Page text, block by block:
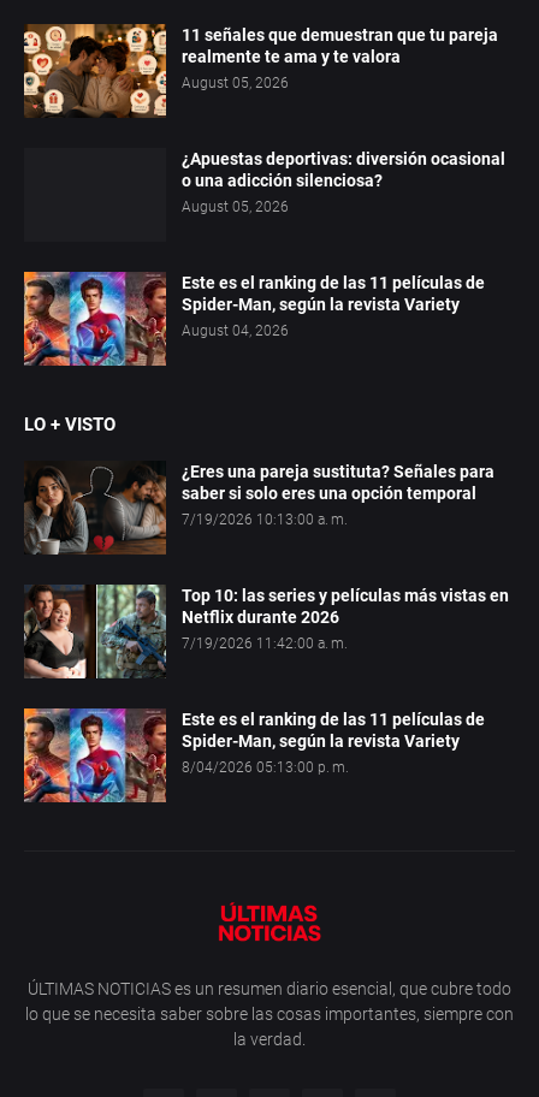
11 señales que demuestran que tu pareja
realmente te ama y te valora
August 05, 2026
¿Apuestas deportivas: diversión ocasional
o una adicción silenciosa?
August 05, 2026
Este es el ranking de las 11 películas de
Spider-Man, según la revista Variety
August 04, 2026
LO + VISTO
¿Eres una pareja sustituta? Señales para
saber si solo eres una opción temporal
7/19/2026 10:13:00 a. m.
Top 10: las series y películas más vistas en
Netflix durante 2026
7/19/2026 11:42:00 a. m.
Este es el ranking de las 11 películas de
Spider-Man, según la revista Variety
8/04/2026 05:13:00 p. m.
ÚLTIMAS NOTICIAS es un resumen diario esencial, que cubre todo
lo que se necesita saber sobre las cosas importantes, siempre con
la verdad.